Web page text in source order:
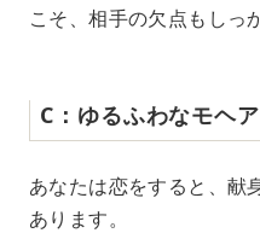
こそ、相手の欠点もしっ
C：ゆるふわなモヘ
あなたは恋をすると、献
あります。